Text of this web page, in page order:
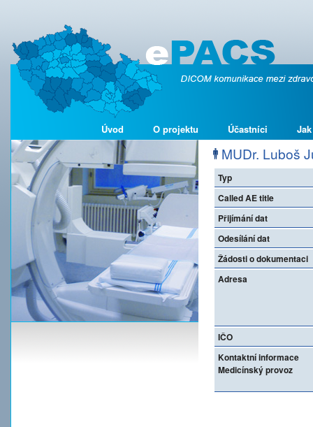
Úvod O projektu Účastníci
MUDr. Luboš
Typ
Called AE title
Přijímání dat
Odesílání dat
Žádosti o dokumentaci
Adresa
IČO
Kontaktní informace
Medicínský provoz